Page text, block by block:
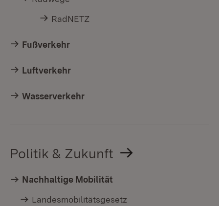
RadNETZ
Fußverkehr
Luftverkehr
Wasserverkehr
Politik & Zukunft
Nachhaltige Mobilität
Landesmobilitätsgesetz